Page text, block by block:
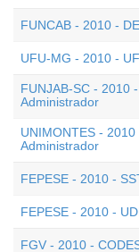
FUNCAB - 2010 -
UFU-MG - 2010 -
FUNJAB-SC - 2010
Administrador
UNIMONTES -
Administrador
FEPESE - 2010 -
FEPESE - 2010 -
FGV - 2010 -